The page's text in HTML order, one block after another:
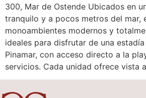
300, Mar de Ostende Ubicados en
tranquilo y a pocos metros del mar,
monoambientes modernos y
ideales para disfrutar de una
Pinamar, con acceso directo a la
servicios. Cada unidad ofrece vista